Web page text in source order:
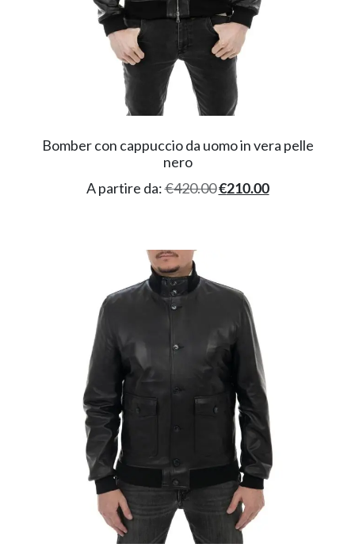
Bomber con cappuccio da uomo in vera pelle
nero
A partire da:€420.00€210.00